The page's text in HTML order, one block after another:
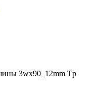
3wx90_12mm Tp